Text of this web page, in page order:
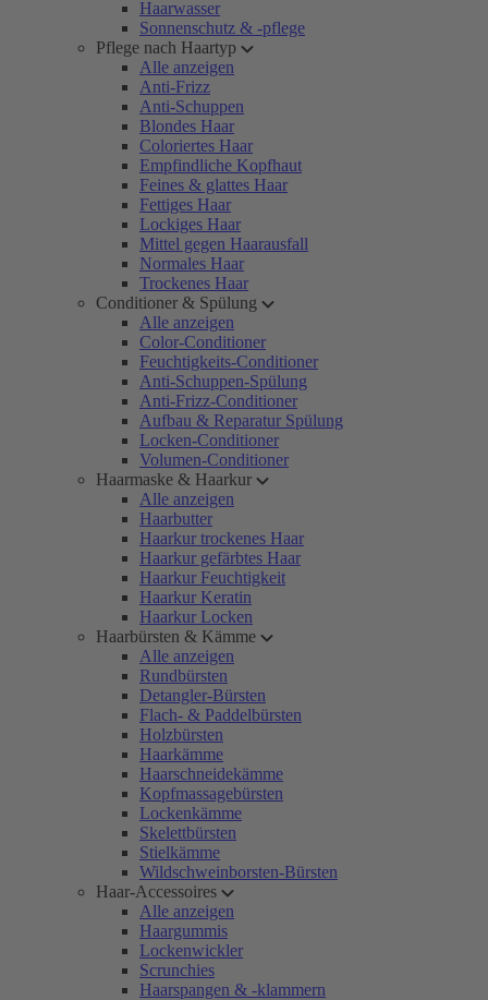
Haarwasser
Sonnenschutz & -pflege
Pflege nach Haartyp
Alle anzeigen
Anti-Frizz
Anti-Schuppen
Blondes Haar
Coloriertes Haar
Empfindliche Kopfhaut
Feines & glattes Haar
Fettiges Haar
Lockiges Haar
Mittel gegen Haarausfall
Normales Haar
Trockenes Haar
Conditioner & Spülung
Alle anzeigen
Color-Conditioner
Feuchtigkeits-Conditioner
Anti-Schuppen-Spülung
Anti-Frizz-Conditioner
Aufbau & Reparatur Spülung
Locken-Conditioner
Volumen-Conditioner
Haarmaske & Haarkur
Alle anzeigen
Haarbutter
Haarkur trockenes Haar
Haarkur gefärbtes Haar
Haarkur Feuchtigkeit
Haarkur Keratin
Haarkur Locken
Haarbürsten & Kämme
Alle anzeigen
Rundbürsten
Detangler-Bürsten
Flach- & Paddelbürsten
Holzbürsten
Haarkämme
Haarschneidekämme
Kopfmassagebürsten
Lockenkämme
Skelettbürsten
Stielkämme
Wildschweinborsten-Bürsten
Haar-Accessoires
Alle anzeigen
Haargummis
Lockenwickler
Scrunchies
Haarspangen & -klammern